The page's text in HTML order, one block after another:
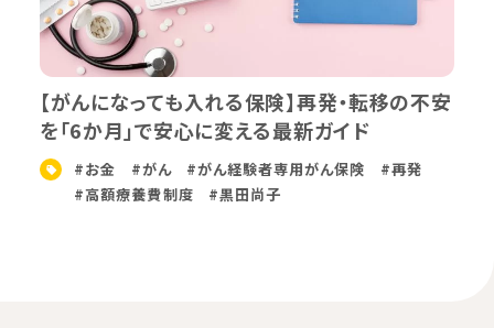
【がんになっても入れる保険】再発・転移の不安
を「6か月」で安心に変える最新ガイド
#お金 #がん #がん経験者専用がん保険
#再発
#高額療養費制度
#黒田尚子